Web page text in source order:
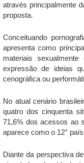
através principalmente
proposta.
Conceituando
apresenta como
materiais
expressão de ideias
cenográfica ou
No atual cenário
quatro dos cinquenta
71,6% dos acessos ao
aparece como o 12°
Diante da perspectiva